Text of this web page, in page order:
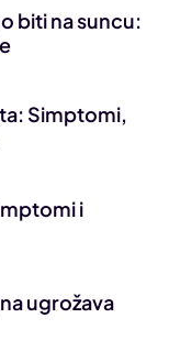
biti na suncu:
Simptomi,
i
ugrožava